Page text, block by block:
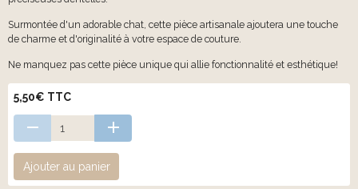
Surmontée d'un adorable chat, cette pièce artisanale ajoutera une touche
de charme et d'originalité à votre espace de couture.
Ne manquez pas cette pièce unique qui allie fonctionnalité et esthétique!
5,50€ TTC
Ajouter au panier